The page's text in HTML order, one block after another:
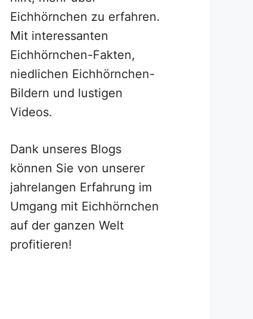
Eichhörnchen zu erfahren.
Mit interessanten
Eichhörnchen-Fakten,
niedlichen Eichhörnchen-
Bildern und lustigen
Videos.
Dank unseres Blogs
können Sie von unserer
jahrelangen Erfahrung im
Umgang mit Eichhörnchen
auf der ganzen Welt
profitieren!